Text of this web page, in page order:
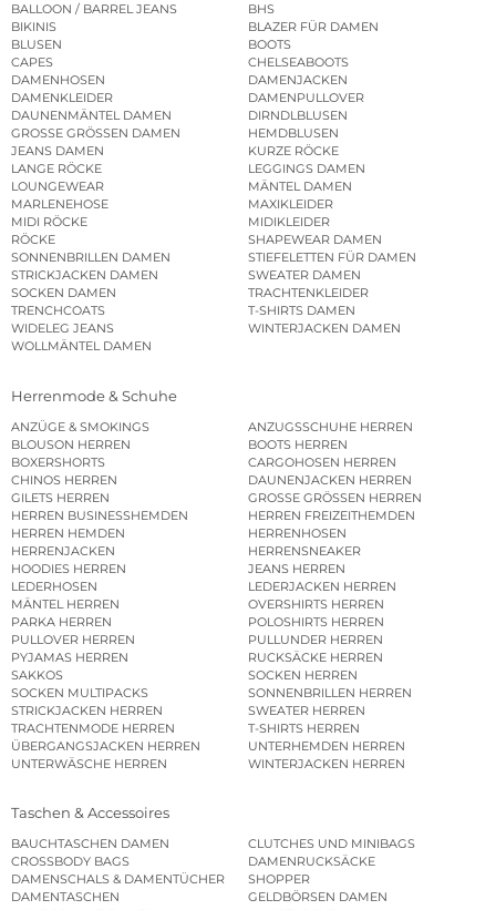
BALLOON / BARREL JEANS
BHS
BIKINIS
BLAZER FÜR DAMEN
BLUSEN
BOOTS
CAPES
CHELSEABOOTS
DAMENHOSEN
DAMENJACKEN
DAMENKLEIDER
DAMENPULLOVER
DAUNENMÄNTEL DAMEN
DIRNDLBLUSEN
GROSSE GRÖSSEN DAMEN
HEMDBLUSEN
JEANS DAMEN
KURZE RÖCKE
LANGE RÖCKE
LEGGINGS DAMEN
LOUNGEWEAR
MÄNTEL DAMEN
MARLENEHOSE
MAXIKLEIDER
MIDI RÖCKE
MIDIKLEIDER
RÖCKE
SHAPEWEAR DAMEN
SONNENBRILLEN DAMEN
STIEFELETTEN FÜR DAMEN
STRICKJACKEN DAMEN
SWEATER DAMEN
SOCKEN DAMEN
TRACHTENKLEIDER
TRENCHCOATS
T-SHIRTS DAMEN
WIDELEG JEANS
WINTERJACKEN DAMEN
WOLLMÄNTEL DAMEN
Herrenmode & Schuhe
ANZÜGE & SMOKINGS
ANZUGSSCHUHE HERREN
BLOUSON HERREN
BOOTS HERREN
BOXERSHORTS
CARGOHOSEN HERREN
CHINOS HERREN
DAUNENJACKEN HERREN
GILETS HERREN
GROSSE GRÖSSEN HERREN
HERREN BUSINESSHEMDEN
HERREN FREIZEITHEMDEN
HERREN HEMDEN
HERRENHOSEN
HERRENJACKEN
HERRENSNEAKER
HOODIES HERREN
JEANS HERREN
LEDERHOSEN
LEDERJACKEN HERREN
MÄNTEL HERREN
OVERSHIRTS HERREN
PARKA HERREN
POLOSHIRTS HERREN
PULLOVER HERREN
PULLUNDER HERREN
PYJAMAS HERREN
RUCKSÄCKE HERREN
SAKKOS
SOCKEN HERREN
SOCKEN MULTIPACKS
SONNENBRILLEN HERREN
STRICKJACKEN HERREN
SWEATER HERREN
TRACHTENMODE HERREN
T-SHIRTS HERREN
ÜBERGANGSJACKEN HERREN
UNTERHEMDEN HERREN
UNTERWÄSCHE HERREN
WINTERJACKEN HERREN
Taschen & Accessoires
BAUCHTASCHEN DAMEN
CLUTCHES UND MINIBAGS
CROSSBODY BAGS
DAMENRUCKSÄCKE
DAMENSCHALS & DAMENTÜCHER
SHOPPER
DAMENTASCHEN
GELDBÖRSEN DAMEN